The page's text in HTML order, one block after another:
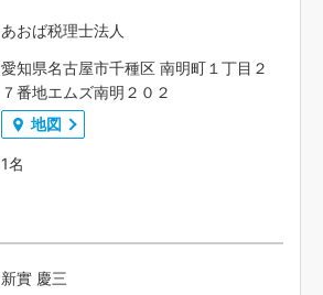
あおば税理士法人
愛知県名古屋市千種区 南明町１丁目２
７番地エムズ南明２０２
地図
1名
新實 慶三